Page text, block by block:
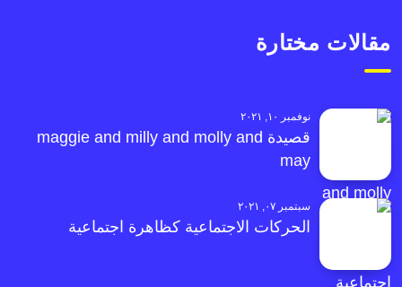
مقالات مختارة
نوفمبر ١٠, ٢٠٢١
قصيدة maggie and milly and molly and
may
سبتمبر ٠٧, ٢٠٢١
الحركات الاجتماعية كظاهرة اجتماعية